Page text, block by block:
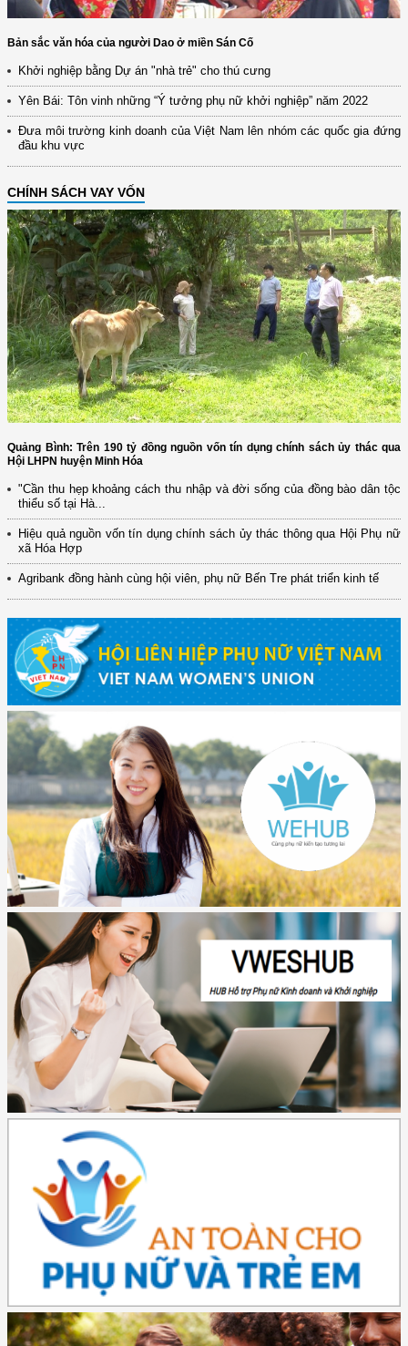
Bản sắc văn hóa của người Dao ở miền Sán Cố
Khởi nghiệp bằng Dự án "nhà trẻ" cho thú cưng
Yên Bái: Tôn vinh những “Ý tưởng phụ nữ khởi nghiệp” năm 2022
Đưa môi trường kinh doanh của Việt Nam lên nhóm các quốc gia đứng
đầu khu vực
CHÍNH SÁCH VAY VỐN
Quảng Bình: Trên 190 tỷ đồng nguồn vốn tín dụng chính sách ủy thác qua
Hội LHPN huyện Minh Hóa
"Cần thu hẹp khoảng cách thu nhập và đời sống của đồng bào dân tộc
thiểu số tại Hà...
Hiệu quả nguồn vốn tín dụng chính sách ủy thác thông qua Hội Phụ nữ
xã Hóa Hợp
Agribank đồng hành cùng hội viên, phụ nữ Bến Tre phát triển kinh tế